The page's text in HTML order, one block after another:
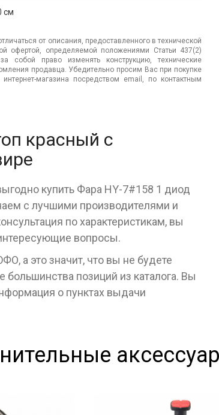
см
от описания, предоставленного в технической
офертой, определяемой положениями Статьи 437(2)
собой право изменять конструкцию, технические
продавца. Убедительно просим Вас при покупке
магазина посредством email, по контактным
красный c
купить Фара HY-7#158 1 диод
с лучшими производителями и
по характеристикам, вы
вопросы.
а это значит, что вы не будете
позиций из каталога. Вы
о пунктах выдачи